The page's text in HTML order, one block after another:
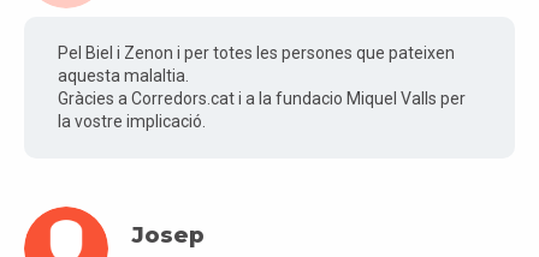
Pel Biel i Zenon i per totes les persones que pateixen
aquesta malaltia.
Gràcies a Corredors.cat i a la fundacio Miquel Valls per
la vostre implicació.
Josep